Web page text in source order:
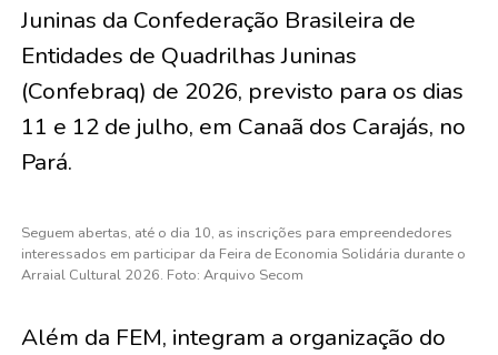
Juninas da Confederação Brasileira de
Entidades de Quadrilhas Juninas
(Confebraq) de 2026, previsto para os dias
11 e 12 de julho, em Canaã dos Carajás, no
Pará.
Seguem abertas, até o dia 10, as inscrições para empreendedores
interessados em participar da Feira de Economia Solidária durante o
Arraial Cultural 2026. Foto: Arquivo Secom
Além da FEM, integram a organização do